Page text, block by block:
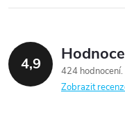
4,9
424 hodnocení
Zobrazit